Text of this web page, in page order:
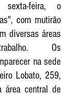
feira, o
com mutirão
diversas áreas
Os
na sede
Lobato, 259,
área central de